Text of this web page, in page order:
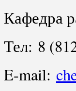
Кафедра
Тел: 8
E-mail: